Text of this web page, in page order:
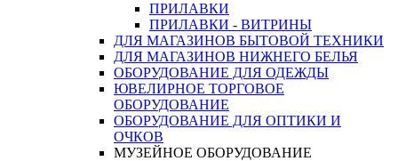
ПРИЛАВКИ
ПРИЛАВКИ - ВИТРИНЫ
ДЛЯ МАГАЗИНОВ БЫТОВОЙ ТЕХНИКИ
ДЛЯ МАГАЗИНОВ НИЖНЕГО БЕЛЬЯ
ОБОРУДОВАНИЕ ДЛЯ ОДЕЖДЫ
ЮВЕЛИРНОЕ ТОРГОВОЕ
ОБОРУДОВАНИЕ
ОБОРУДОВАНИЕ ДЛЯ ОПТИКИ И
ОЧКОВ
МУЗЕЙНОЕ ОБОРУДОВАНИЕ